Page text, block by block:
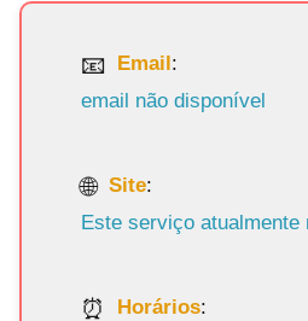
Email:
email não disponível
Site:
Este serviço atualmente
Horários: